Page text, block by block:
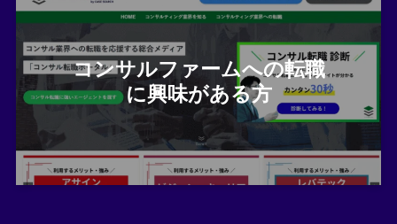
コンサルファームへの転職
に興味がある方